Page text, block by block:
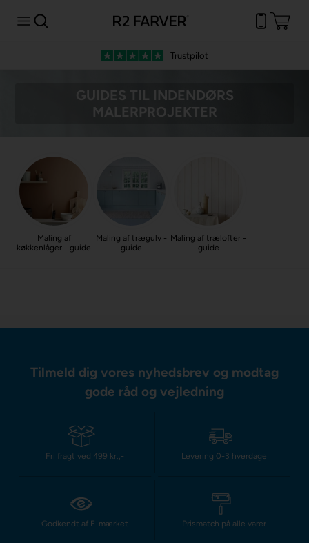
Trustpilot
GUIDES TIL INDENDØRS
MALERPROJEKTER
Maling af
køkkenlåger - guide
Maling af trægulv -
guide
Maling af trælofter -
guide
Tilmeld dig vores nyhedsbrev og modtag
gode råd og vejledning
Fri fragt ved 499 kr.,- Levering 0-3 hverdage
Godkendt af E-mærket Prismatch på alle varer